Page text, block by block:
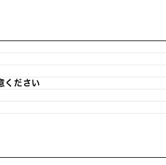
ください